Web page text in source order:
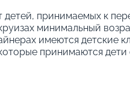
принимаемых к
минимальный
имеются детские
принимаются дети